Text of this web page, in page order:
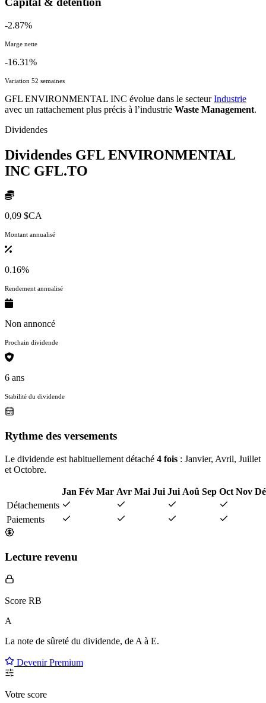
-2.87%
Marge nette
-16.31%
Variation 52 semaines
GFL ENVIRONMENTAL INC évolue dans le secteurIndustrie
avec un rattachement plus précis à l’industrie Waste Management.
Dividendes
Dividendes GFL ENVIRONMENTAL
INC GFL.TO
0,09 $CA
Montant annualisé
0.16%
Rendement annualisé
Non annoncé
Prochain dividende
6 ans
Stabilité du dividende
Rythme des versements
Le dividende est habituellement détaché 4 fois : Janvier, Avril, Juillet
et Octobre.
Jan Fév Mar Avr Mai Jui Jui Aoû Sep Oct Nov
Détachements
Paiements
Lecture revenu
Score RB
A
La note de sûreté du dividende, de A à E.
Devenir Premium
Votre score